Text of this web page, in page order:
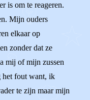
is om te reageren.
Mijn ouders
elkaar op
zonder dat ze
mij of mijn zussen
het fout want, ik
te zijn maar mijn